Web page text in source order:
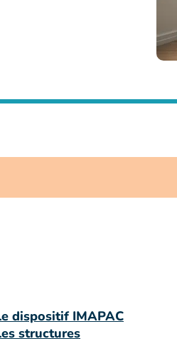
dispositif IMAPAC
structures